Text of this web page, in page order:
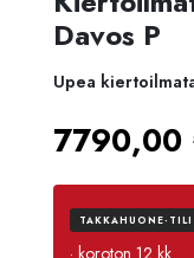
Davos P
Upea
7790,00
TAKKAHUONE-TILI
· koroton 12 kk